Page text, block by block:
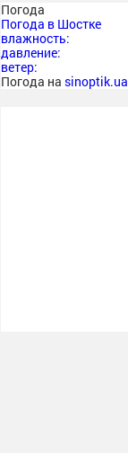
Погода
Погода в Шостке
влажность:
давление:
ветер:
Погода на sinoptik.ua